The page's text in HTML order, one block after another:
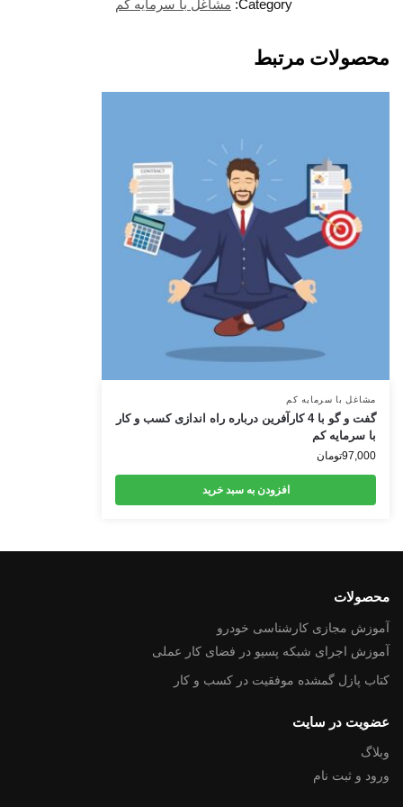
Category: مشاغل با سرمایه کم
محصولات مرتبط
مشاغل با سرمایه کم
گفت و گو با 4 کارآفرین درباره راه اندازی کسب و کار
با سرمایه کم
97,000تومان
افزودن به سبد خرید
محصولات
آموزش مجازی کارشناسی خودرو
آموزش اجرای شبکه پسیو در فضای کار عملی
کتاب پازل گمشده موفقیت در کسب و کار
عضویت در سایت
وبلاگ
ورود و ثبت نام